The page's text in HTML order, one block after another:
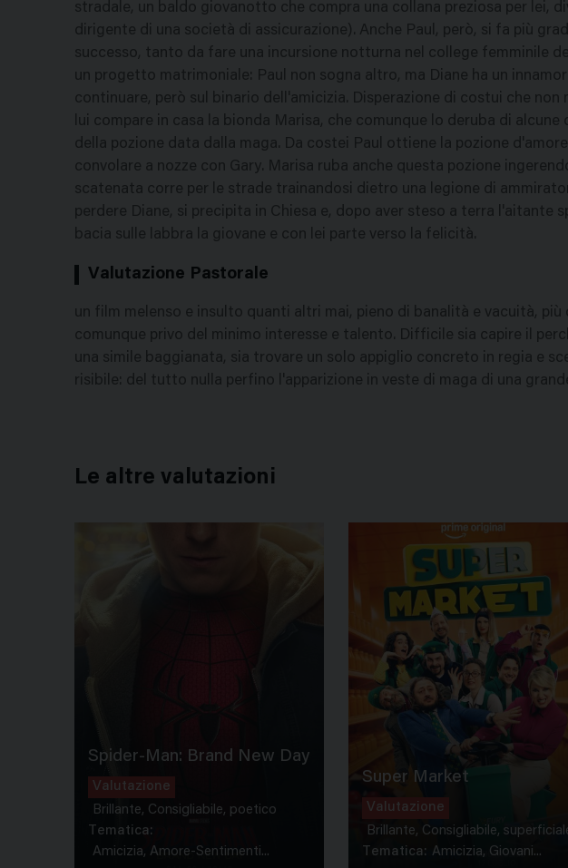
stradale, un baldo giovanotto che compra una collana preziosa per lei,
dirigente di una società di assicurazione). Anche Paul, però, si fa più
successo, tanto da fare una incursione notturna nel college femminile
un progetto matrimoniale: Paul non sogna altro, ma Diane ha un
continuare, però sul binario dell'amicizia. Disperazione di costui che non
lui compare in casa la bionda Marisa, che comunque lo deruba di
della pozione data dalla maga. Da costei Paul ottiene la pozione d'amore
convolare a nozze con Gary. Marisa ruba anche questa pozione
scatenata corre per le strade trainandosi dietro una legione di
perdere Diane, si precipita in Chiesa e, dopo aver steso a terra l'aitante
bacia sulle labbra la giovane e con lei parte verso la felicità.
Valutazione Pastorale
un film melenso e insulto quanti altri mai, pieno di banalità e vacuità,
comunque privo del minimo interesse e talento. Difficile sia capire il
una simile baggianata, sia trovare un solo appiglio concreto in regia e
risibile: del tutto nulla perfino l'apparizione in veste di maga di una
Le altre valutazioni
Spider-Man: Brand New Day
Valutazione
Brillante, Consigliabile, poetico
Tematica:
Amicizia, Amore-Sentimenti...
Super Market
Valutazione
Brillante, Consigliabile,
Tematica: Amicizia, Giovani...